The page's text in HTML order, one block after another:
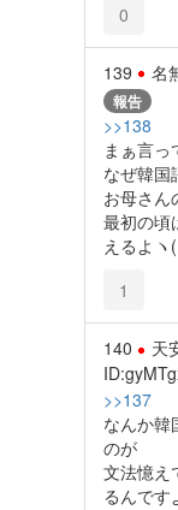
0
139 名
報告
>>138
まぁ言っ
なぜ韓国
お母さん
最初の頃
えるよヽ
1
140 天
>>137
なんか韓
のが
文法憶え
るんです